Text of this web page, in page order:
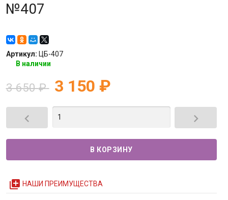
№407
Артикул: ЦБ-407
В наличии
3 650₽ 3 150 ₽
 
queue НАШИ ПРЕИМУЩЕСТВА